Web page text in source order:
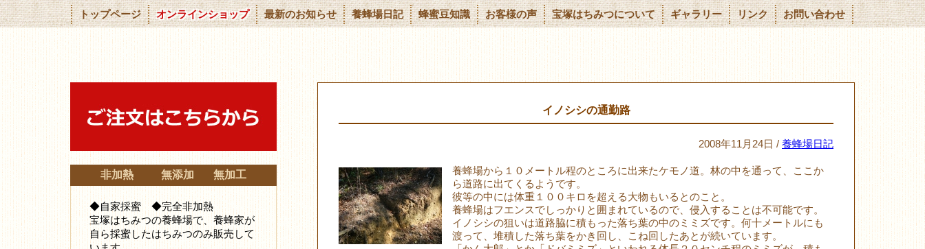
トップページ オンラインショップ 最新のお知らせ 養蜂場日記 蜂蜜豆知識 お客様の声 宝塚はちみつについて ギャラリー リンク お問い合わせ
イノシシの通勤路
2008年11月24日 / 養蜂場日記
養蜂場から１０メートル程のところに出来たケモノ道。林の中を通って、ここか
ら道路に出てくるようです。
彼等の中には体重１００キロを超える大物もいるとのこと。
養蜂場はフエンスでしっかりと囲まれているので、侵入することは不可能です。
イノシシの狙いは道路脇に積もった落ち葉の中のミミズです。何十メートルにも
渡って、堆積した落ち葉をかき回し、こね回したあとが続いています。
非加熱 無添加 無加工
◆自家採蜜 ◆完全非加熱
宝塚はちみつの養蜂場で、養蜂家が
自ら採蜜したはちみつのみ販売して